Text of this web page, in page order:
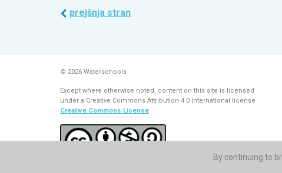
prejšnja stran
© 2026 Waterschools
Except where otherwise noted, content on this site is licensed
under a Creative Commons Attribution 4.0 International license
Creative Commons License
By continuing to